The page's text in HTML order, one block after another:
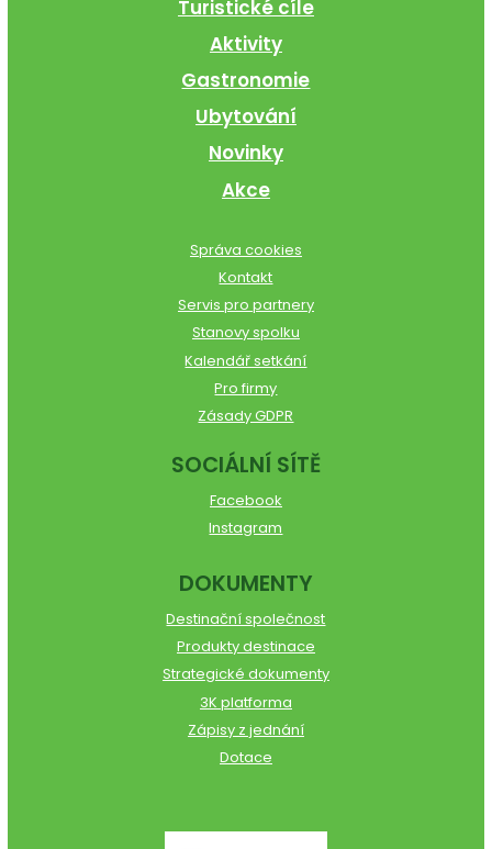
Turistické cíle
Aktivity
Gastronomie
Ubytování
Novinky
Akce
Správa cookies
Kontakt
Servis pro partnery
Stanovy spolku
Kalendář setkání
Pro firmy
Zásady GDPR
SOCIÁLNÍ SÍTĚ
Facebook
Instagram
DOKUMENTY
Destinační společnost
Produkty destinace
Strategické dokumenty
3K platforma
Zápisy z jednání
Dotace